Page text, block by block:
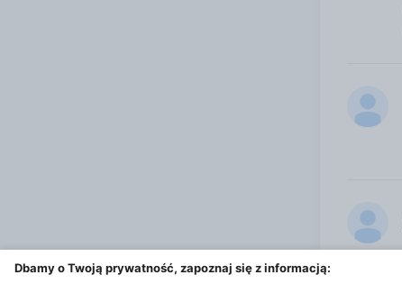
Dbamy o Twoją prywatność, zapoznaj się z informacją: